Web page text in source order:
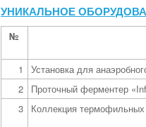
УНИКАЛЬНОЕ
№
1
Установка для
2
Проточный ферментер
3
Коллекция